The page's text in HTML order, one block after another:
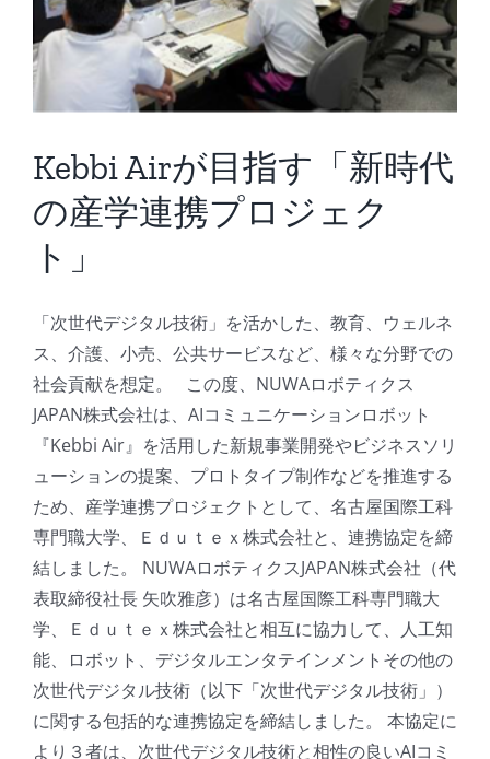
Kebbi Airが目指す「新時代
の産学連携プロジェク
ト」
「次世代デジタル技術」を活かした、教育、ウェルネ
ス、介護、小売、公共サービスなど、様々な分野での
社会貢献を想定。 この度、NUWAロボティクス
JAPAN株式会社は、AIコミュニケーションロボット
『Kebbi Air』を活用した新規事業開発やビジネスソリ
ューションの提案、プロトタイプ制作などを推進する
ため、産学連携プロジェクトとして、名古屋国際工科
専門職大学、Ｅｄｕｔｅｘ株式会社と、連携協定を締
結しました。 NUWAロボティクスJAPAN株式会社（代
表取締役社長 矢吹雅彦）は名古屋国際工科専門職大
学、Ｅｄｕｔｅｘ株式会社と相互に協力して、人工知
能、ロボット、デジタルエンタテインメントその他の
次世代デジタル技術（以下「次世代デジタル技術」）
に関する包括的な連携協定を締結しました。 本協定に
より３者は、次世代デジタル技術と相性の良いAIコミ